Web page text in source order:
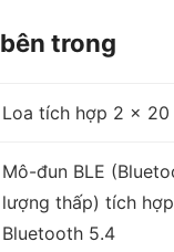
trong
Loa tích hợp 2 × 20
Mô-đun BLE
lượng thấp) tích
Bluetooth 5.4